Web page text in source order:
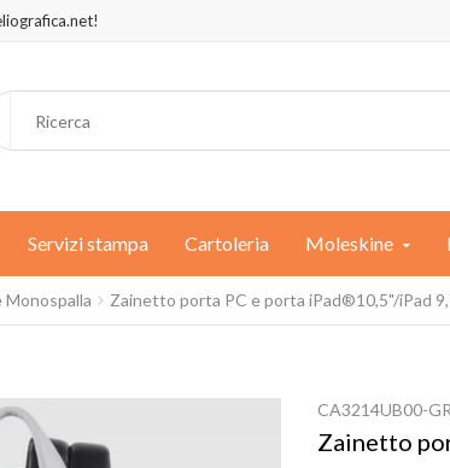
Servizi stampa Cartoleria Moleskine
Monospalla Zainetto porta PC e porta iPad®10,5"/iPad
CA3214UB00-
Zainetto